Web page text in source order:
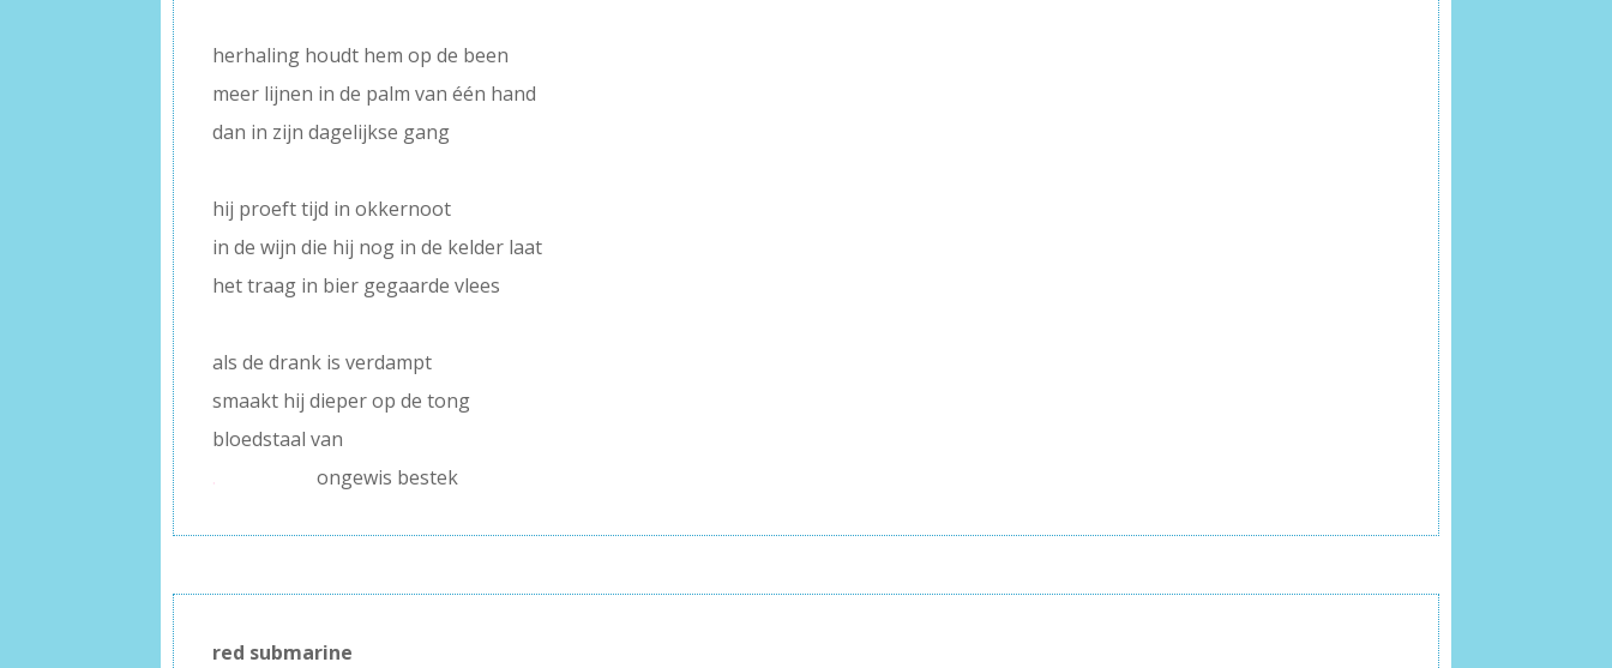
herhaling houdt hem op de been
meer lijnen in de palm van één hand
dan in zijn dagelijkse gang
hij proeft tijd in okkernoot
in de wijn die hij nog in de kelder laat
het traag in bier gegaarde vlees
als de drank is verdampt
smaakt hij dieper op de tong
bloedstaal van
.
ongewis bestek
red submarine